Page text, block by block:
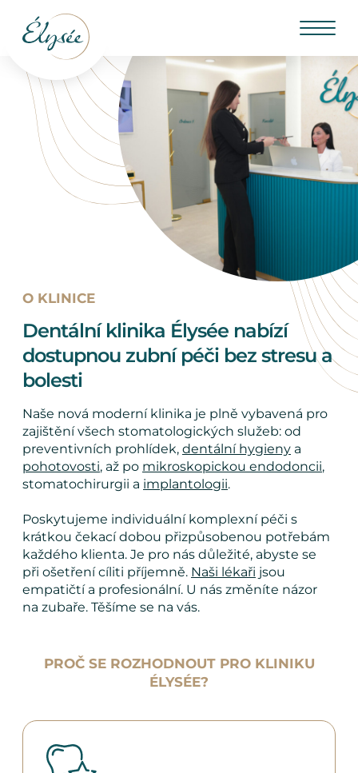
O KLINICE
Dentální klinika Élysée nabízí
dostupnou zubní péči bez stresu a
bolesti
Naše nová moderní klinika je plně vybavená pro
zajištění všech stomatologických služeb: od
preventivních prohlídek, dentální hygieny a
pohotovosti, až po mikroskopickou endodoncii,
stomatochirurgii a implantologii.
Poskytujeme individuální komplexní péči s
krátkou čekací dobou přizpůsobenou potřebám
každého klienta. Je pro nás důležité, abyste se
při ošetření cíliti příjemně. Naši lékaři jsou
empatičtí a profesionální. U nás změníte názor
na zubaře. Těšíme se na vás.
PROČ SE ROZHODNOUT PRO KLINIKU
ÉLYSÉE?